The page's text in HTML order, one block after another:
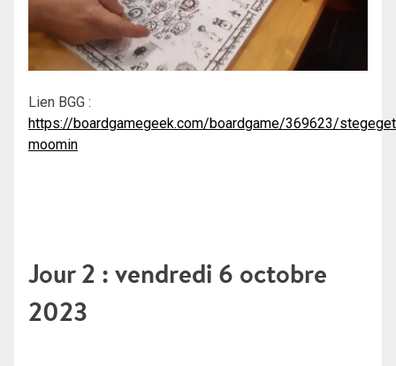
Lien BGG :
https://boardgamegeek.com/boardgame/369623/
moomin
Jour 2 : vendredi 6 octobre
2023